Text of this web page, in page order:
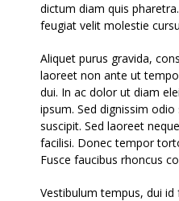
dictum diam quis
feugiat velit molestie
Aliquet purus gravida,
laoreet non ante ut
dui. In ac dolor ut diam
ipsum. Sed dignissim
suscipit. Sed laoreet
facilisi. Donec tempor
Fusce faucibus rhoncus
Vestibulum tempus, dui